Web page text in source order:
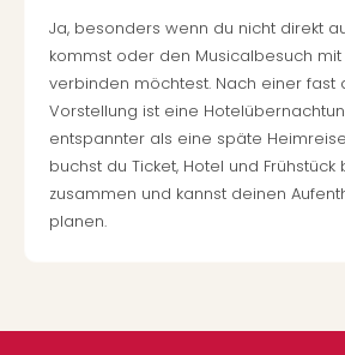
Ja, besonders wenn du nicht direkt
kommst oder den Musicalbesuch mit
verbinden möchtest. Nach einer fast
Vorstellung ist eine
entspannter als eine späte
buchst du Ticket, Hotel und
zusammen und kannst deinen
planen.